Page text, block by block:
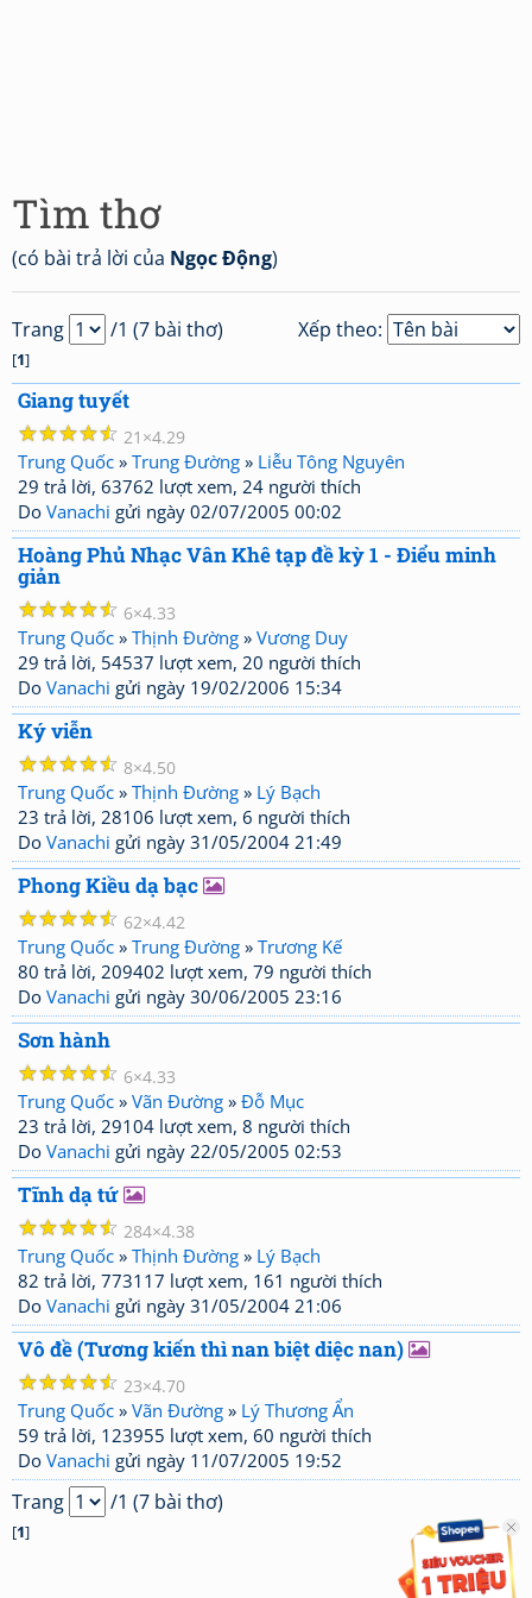
Tìm thơ
(có bài trả lời của Ngọc Động)
Xếp theo:
Trang /1 (7 bài thơ)
[1]
Giang tuyết
☆
☆
☆
☆
☆ 21 4.29
Trung Quốc » Trung Đường » Liễu Tông Nguyên
29 trả lời, 63762 lượt xem, 24 người thích
Do Vanachi gửi ngày 02/07/2005 00:02
Hoàng Phủ Nhạc Vân Khê tạp đề kỳ 1 - Điểu minh
giản
☆
☆
☆
☆
☆ 6 4.33
Trung Quốc » Thịnh Đường » Vương Duy
29 trả lời, 54537 lượt xem, 20 người thích
Do Vanachi gửi ngày 19/02/2006 15:34
Ký viễn
☆
☆
☆
☆
☆ 8 4.50
Trung Quốc » Thịnh Đường » Lý Bạch
23 trả lời, 28106 lượt xem, 6 người thích
Do Vanachi gửi ngày 31/05/2004 21:49
Phong Kiều dạ bạc
☆
☆
☆
☆
☆ 62 4.42
Trung Quốc » Trung Đường » Trương Kế
80 trả lời, 209402 lượt xem, 79 người thích
Do Vanachi gửi ngày 30/06/2005 23:16
Sơn hành
☆
☆
☆
☆
☆ 6 4.33
Trung Quốc » Vãn Đường » Đỗ Mục
23 trả lời, 29104 lượt xem, 8 người thích
Do Vanachi gửi ngày 22/05/2005 02:53
Tĩnh dạ tứ
☆
☆
☆
☆
☆ 284 4.38
Trung Quốc » Thịnh Đường » Lý Bạch
82 trả lời, 773117 lượt xem, 161 người thích
Do Vanachi gửi ngày 31/05/2004 21:06
Vô đề (Tương kiến thì nan biệt diệc nan)
☆
☆
☆
☆
☆ 23 4.70
Trung Quốc » Vãn Đường » Lý Thương Ẩn
59 trả lời, 123955 lượt xem, 60 người thích
Do Vanachi gửi ngày 11/07/2005 19:52
Trang /1 (7 bài thơ)
[1]